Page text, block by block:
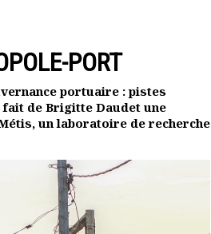
PORT
portuaire : pistes
fait de Brigitte Daudet une
un laboratoire de recherche